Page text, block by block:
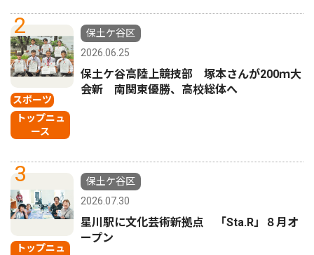
2
スポーツ
トップニュ
ース
保土ケ谷区
2026.06.25
保土ケ谷高陸上競技部 塚本さんが200ｍ大
会新 南関東優勝、高校総体へ
3
トップニュ
保土ケ谷区
2026.07.30
星川駅に文化芸術新拠点 「Sta.R」８月オ
ープン